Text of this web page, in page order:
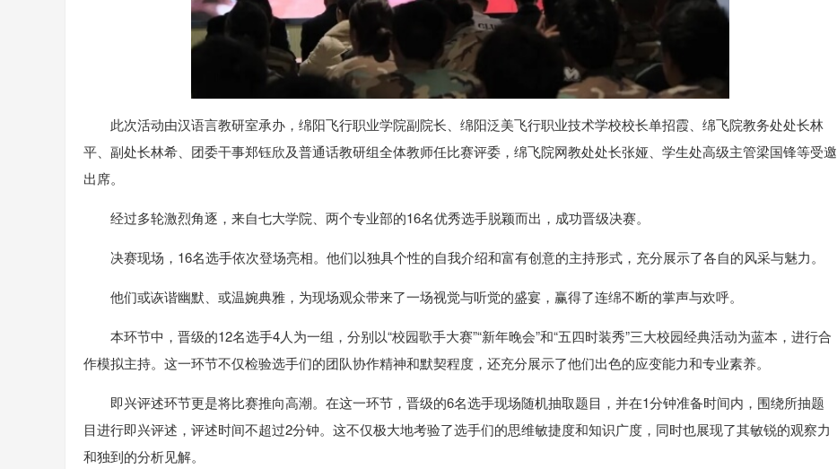
此次活动由汉语言教研室承办，绵阳飞行职业学院副院长、绵阳泛美飞行职业技术学校校长单招霞、绵飞院教务处处长林
平、副处长林希、团委干事郑钰欣及普通话教研组全体教师任比赛评委，绵飞院网教处处长张娅、学生处高级主管梁国锋等受邀
出席。
经过多轮激烈角逐，来自七大学院、两个专业部的16名优秀选手脱颖而出，成功晋级决赛。
决赛现场，16名选手依次登场亮相。他们以独具个性的自我介绍和富有创意的主持形式，充分展示了各自的风采与魅力。
他们或诙谐幽默、或温婉典雅，为现场观众带来了一场视觉与听觉的盛宴，赢得了连绵不断的掌声与欢呼。
本环节中，晋级的12名选手4人为一组，分别以“校园歌手大赛”“新年晚会”和“五四时装秀”三大校园经典活动为蓝本，进行合
作模拟主持。这一环节不仅检验选手们的团队协作精神和默契程度，还充分展示了他们出色的应变能力和专业素养。
即兴评述环节更是将比赛推向高潮。在这一环节，晋级的6名选手现场随机抽取题目，并在1分钟准备时间内，围绕所抽题
目进行即兴评述，评述时间不超过2分钟。这不仅极大地考验了选手们的思维敏捷度和知识广度，同时也展现了其敏锐的观察力
和独到的分析见解。